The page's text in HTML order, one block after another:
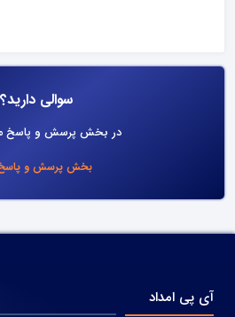
سوالی دارید؟
در بخش پرسش و پاسخ
بخش پرسش و
آی پی امداد